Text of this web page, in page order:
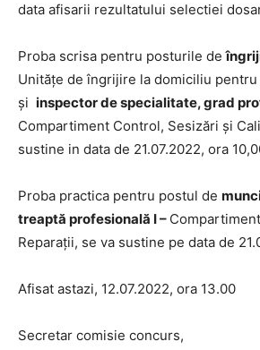
data afisarii rezultatului selectiei
Proba scrisa pentru posturile de
Unitățe de îngrijire la domiciliu
și inspector de specialitate, grad
Compartiment Control, Sesizări și
sustine in data de 21.07.2022, ora
Proba practica pentru postul de
treaptă profesională I–
Reparații, se va sustine pe data de
Afisat astazi, 12.07.2022, ora 13.00
Secretar comisie concurs,